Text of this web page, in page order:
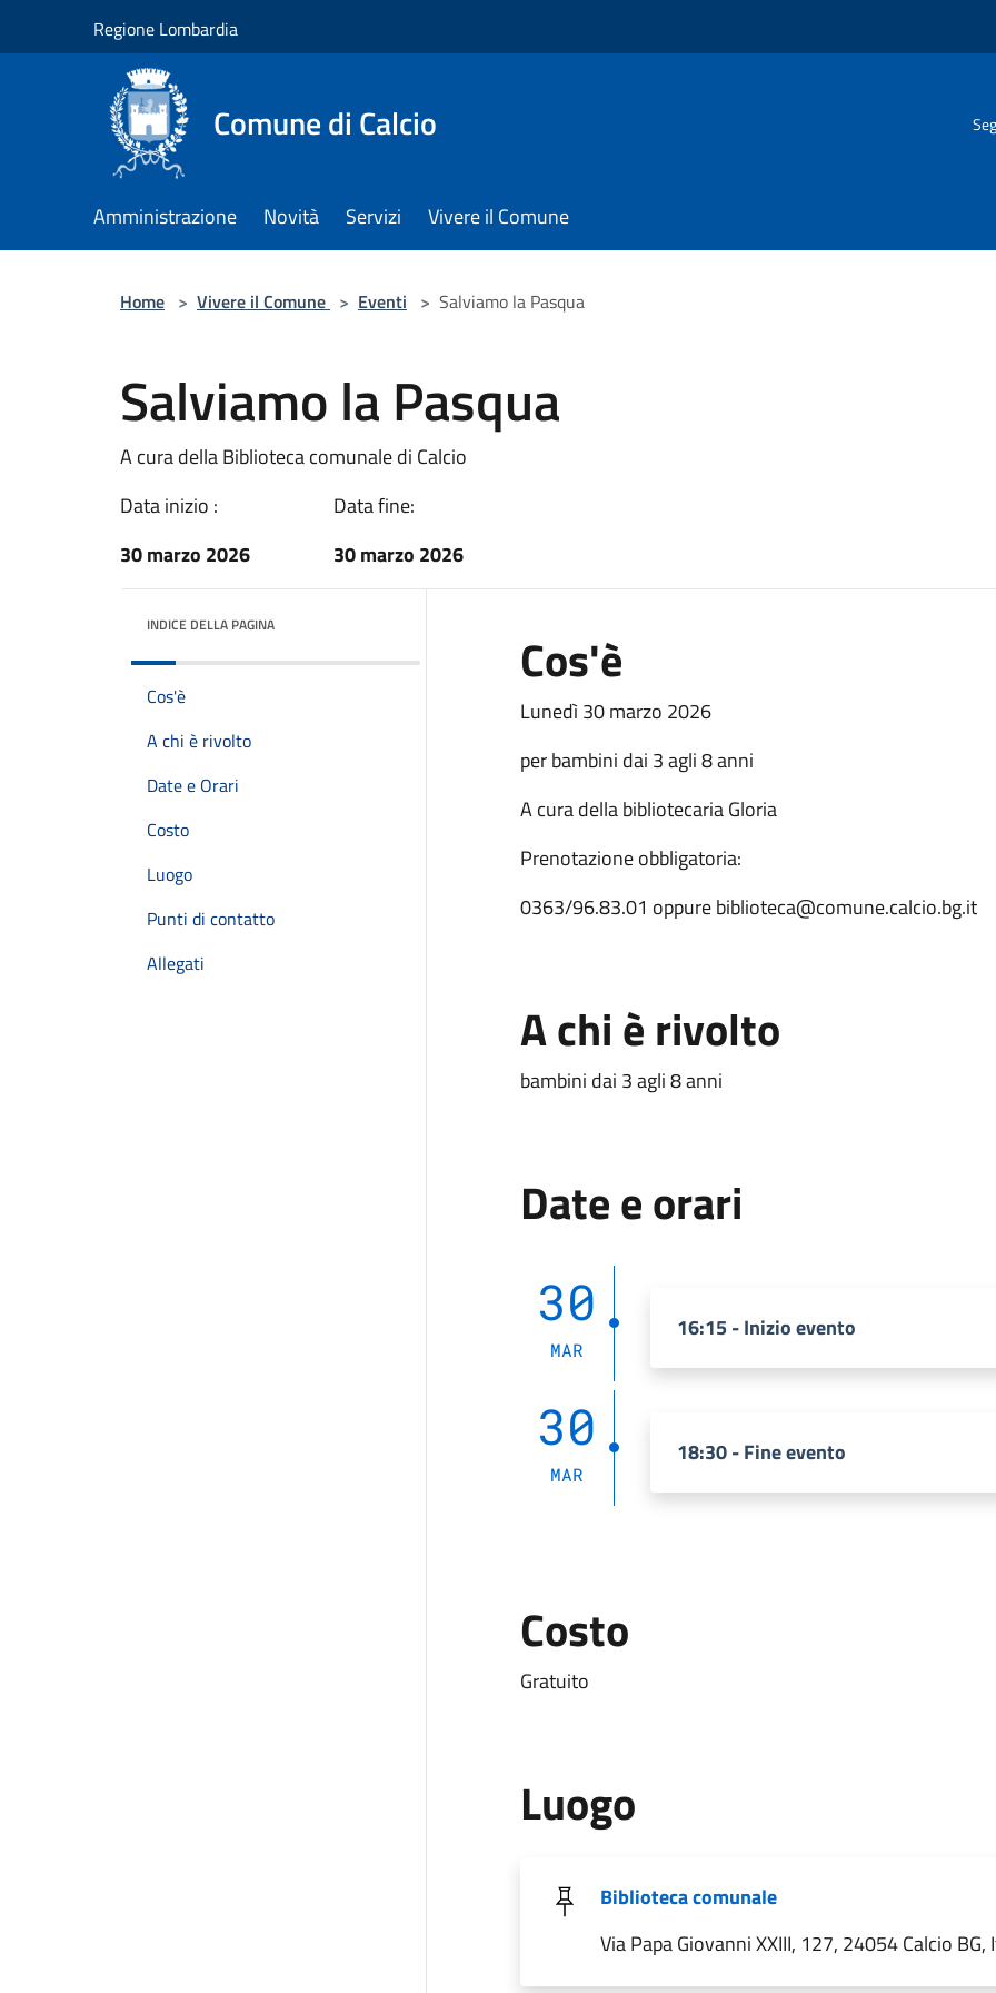
Regione Lombardia
Comune di Calcio
Amministrazione Novità Servizi Vivere il Comune
Home > Vivere il Comune > Eventi > Salviamo la Pasqua
Salviamo la Pasqua
A cura della Biblioteca comunale di Calcio
Data inizio :
30 marzo 2026
Data fine:
30 marzo 2026
INDICE DELLA PAGINA
Cos'è
A chi è rivolto
Date e Orari
Costo
Luogo
Punti di contatto
Allegati
Cos'è
Lunedì 30 marzo 2026
per bambini dai 3 agli 8 anni
A cura della bibliotecaria Gloria
Prenotazione obbligatoria:
0363/96.83.01 oppure biblioteca@comune.calcio.bg.it
A chi è rivolto
bambini dai 3 agli 8 anni
Date e orari
30
MAR
16:15 - Inizio evento
30
MAR
18:30 - Fine evento
Costo
Gratuito
Luogo
Biblioteca comunale
Via Papa Giovanni XXIII, 127, 24054 Calcio BG,